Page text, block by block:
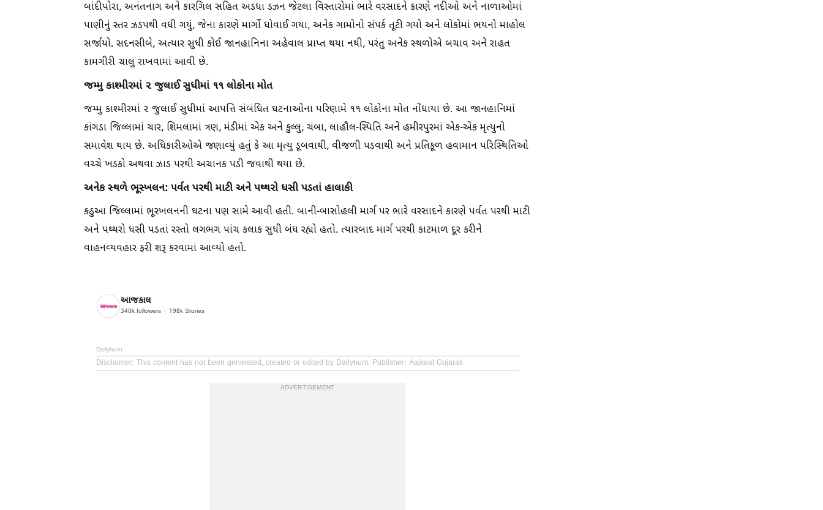
બાંદીપોરા, અનંતનાગ અને કારગિલ સહિત અડધા ડઝન જેટલા વિસ્તારોમાં ભારે વરસાદને કારણે નદીઓ અને નાળાઓમાં
પાણીનું સ્તર ઝડપથી વધી ગયું, જેના કારણે માર્ગો ધોવાઈ ગયા, અનેક ગામોનો સંપર્ક તૂટી ગયો અને લોકોમાં ભયનો માહોલ
સર્જાયો. સદનસીબે, અત્યાર સુધી કોઈ જાનહાનિના અહેવાલ પ્રાપ્ત થયા નથી, પરંતુ અનેક સ્થળોએ બચાવ અને રાહત
કામગીરી ચાલુ રાખવામાં આવી છે.
જમ્મુ કાશ્મીરમાં ૨ જુલાઈ સુધીમાં ૧૧ લોકોના મોત
જમ્મુ કાશ્મીરમાં ૨ જુલાઈ સુધીમાં આપત્તિ સંબંધિત ઘટનાઓના પરિણામે ૧૧ લોકોના મોત નોંધાયા છે. આ જાનહાનિમાં
કાંગડા જિલ્લામાં ચાર, શિમલામાં ત્રણ, મંડીમાં એક અને કુલ્લુ, ચંબા, લાહૌલ-સ્પિતિ અને હમીરપુરમાં એક-એક મૃત્યુનો
સમાવેશ થાય છે. અધિકારીઓએ જણાવ્યું હતું કે આ મૃત્યુ ડૂબવાથી, વીજળી પડવાથી અને પ્રતિકૂળ હવામાન પરિસ્થિતિઓ
વચ્ચે ખડકો અથવા ઝાડ પરથી અચાનક પડી જવાથી થયા છે.
અનેક સ્થળે ભૂસ્ખલન: પર્વત પરથી માટી અને પથ્થરો ધસી પડતાં હાલાકી
કઠુઆ જિલ્લામાં ભૂસ્ખલનની ઘટના પણ સામે આવી હતી. બાની-બાસોહલી માર્ગ પર ભારે વરસાદને કારણે પર્વત પરથી માટી
અને પથ્થરો ધસી પડતાં રસ્તો લગભગ પાંચ કલાક સુધી બંધ રહ્યો હતો. ત્યારબાદ માર્ગ પરથી કાટમાળ દૂર કરીને
વાહનવ્યવહાર ફરી શરૂ કરવામાં આવ્યો હતો.
આજકાલ
340k followers 198k Stories
Dailyhunt
Disclaimer: This content has not been generated, created or edited by Dailyhunt. Publisher: Aajkaal Gujarati
ADVERTISEMENT